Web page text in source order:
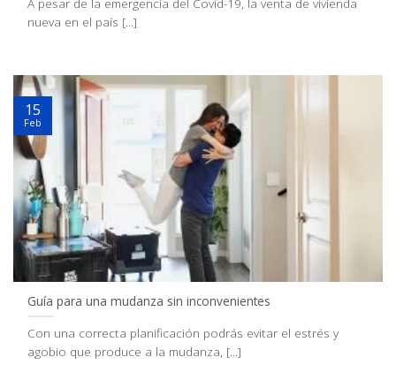
nueva en el país [...]
Guía para una mudanza sin inconvenientes
Con una correcta planificación podrás evitar el estrés y
agobio que produce a la mudanza, [...]
15
Feb